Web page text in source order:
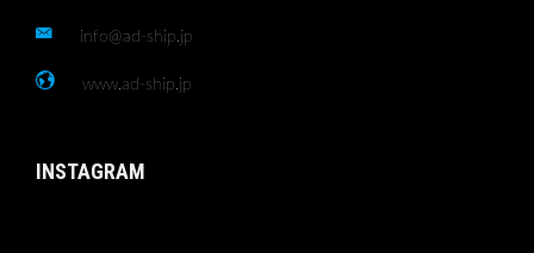
info@ad-ship.jp
www.ad-ship.jp
INSTAGRAM